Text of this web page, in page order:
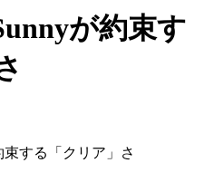
が約束す
束する「クリア」さ